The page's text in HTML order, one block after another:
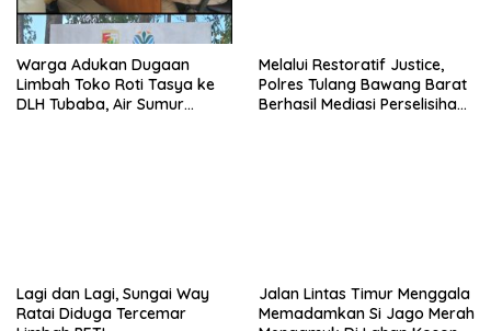
Warga Adukan Dugaan
Limbah Toko Roti Tasya ke
DLH Tubaba, Air Sumur
Melalui Restoratif Justice,
Polres Tulang Bawang Barat
Berhasil Mediasi Perselisihan
Lagi dan Lagi, Sungai Way
Ratai Diduga Tercemar
Jalan Lintas Timur Menggala
Memadamkan Si Jago Merah